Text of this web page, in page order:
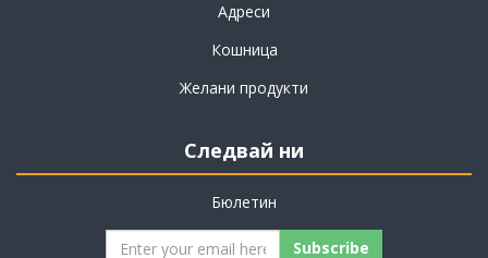
Адреси
Кошница
Желани продукти
Следвай ни
Бюлетин
Subscribe